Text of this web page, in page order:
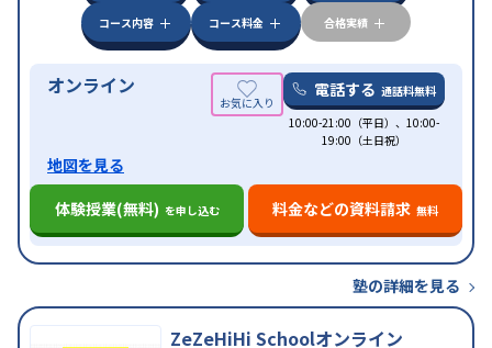
コース内容
コース料金 合格実績
オンライン 電話する 通話料無料
10:00-21:00（平日）、10:00-
19:00（土日祝）
地図を見る
体験授業(無料) を申し込む 料金などの資料請求 無料
塾の詳細を見る
ZeZeHiHi Schoolオンライン